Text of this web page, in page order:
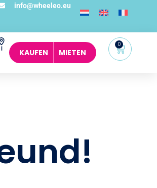
info@wheeleo.eu
KAUFEN MIETEN
0